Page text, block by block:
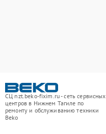
СЦ nzt.beko-fixim.ru - сеть сервисных
центров в Нижнем Тагиле по
ремонту и обслуживанию техники
Beko